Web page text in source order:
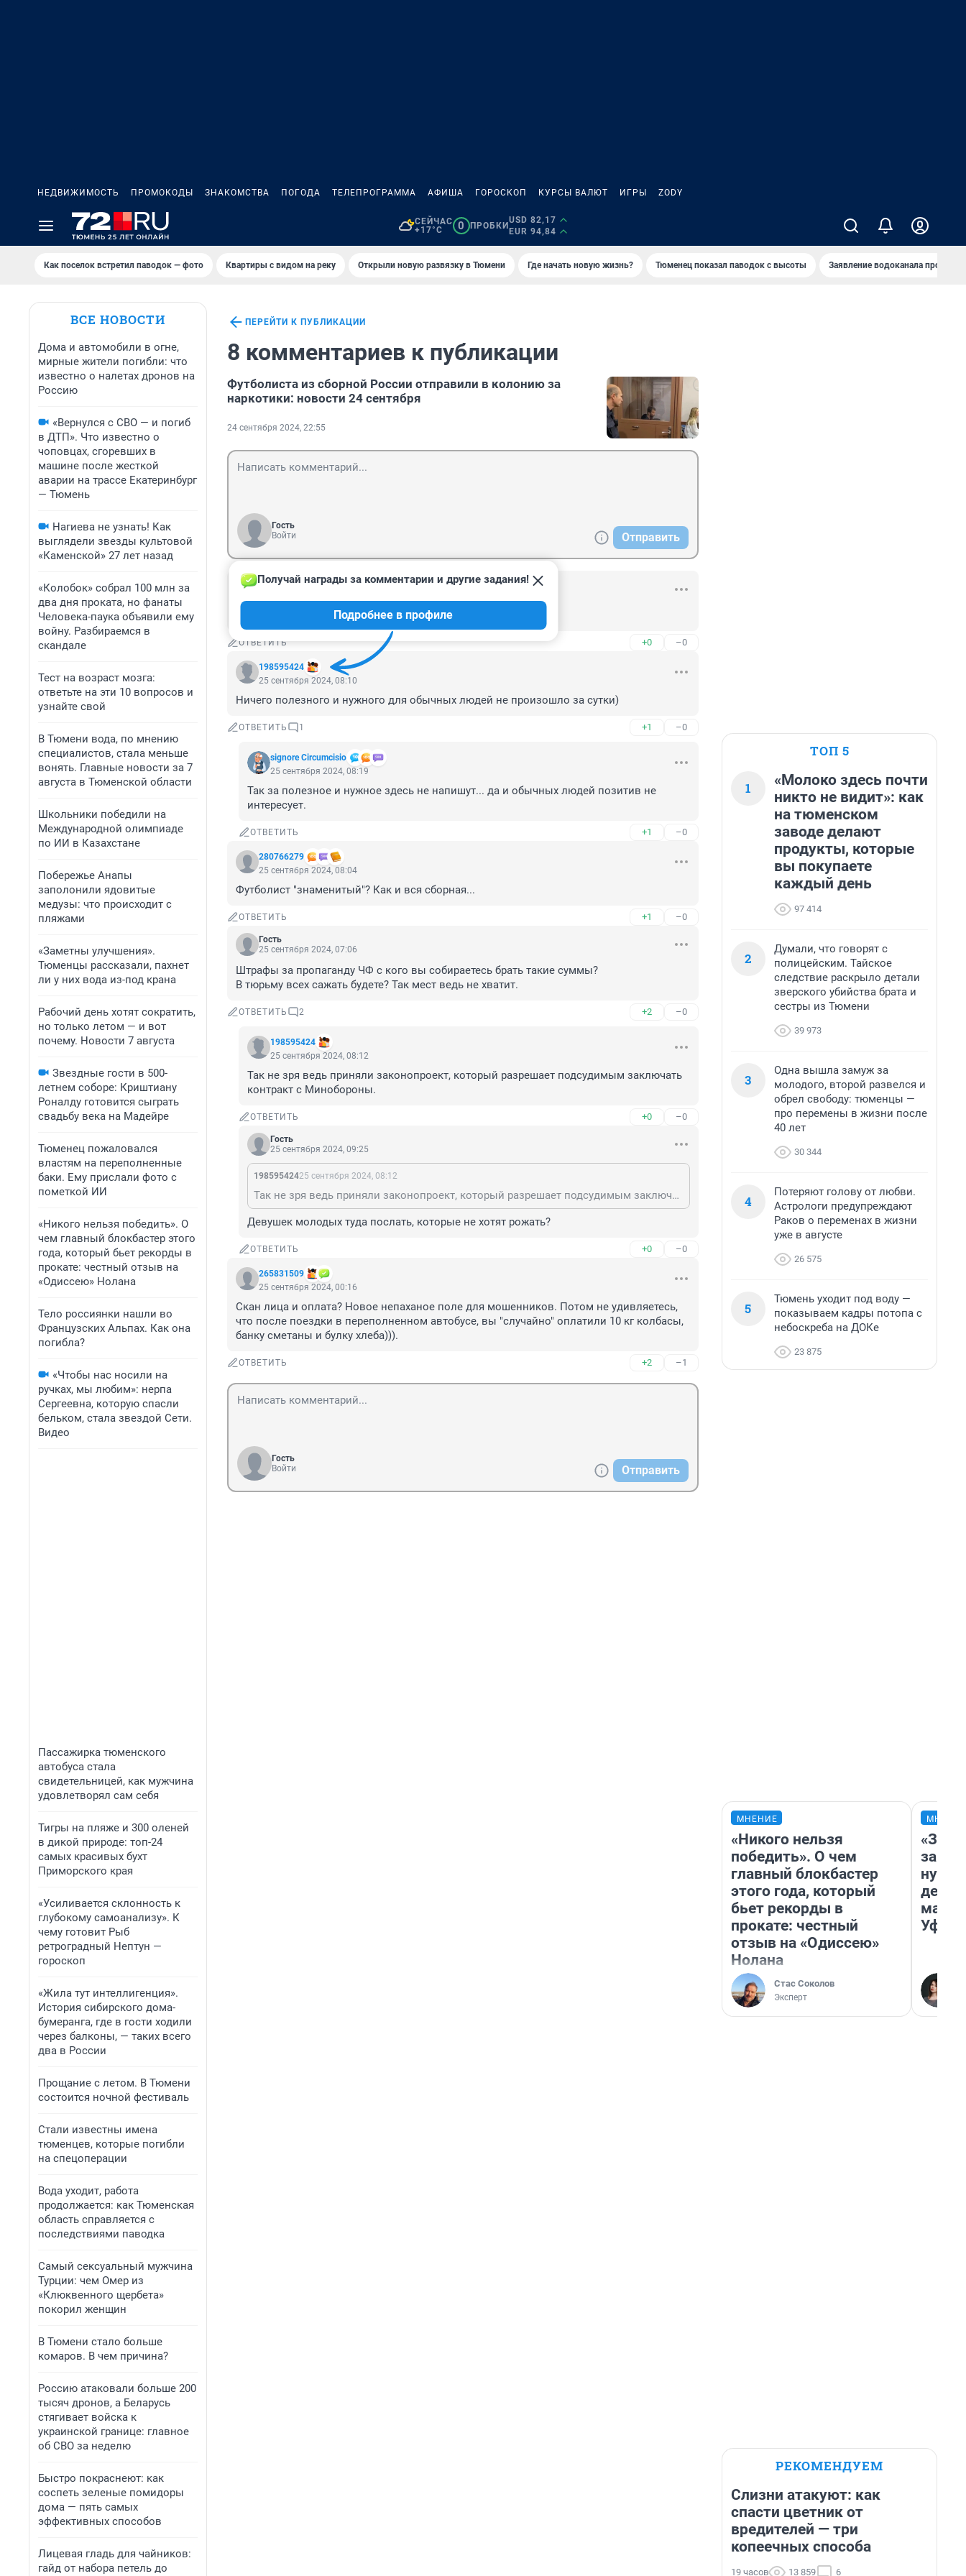
НЕДВИЖИМОСТЬ ПРОМОКОДЫ ЗНАКОМСТВА ПОГОДА ТЕЛЕПРОГРАММА АФИША ГОРОСКОП КУРСЫ ВАЛЮТ ИГРЫ ZODY
СЕЙЧАС
+17°C
0 ПРОБКИ
USD 82,17
EUR 94,84
Как поселок встретил паводок — фото Квартиры с видом на реку Открыли новую развязку в Тюмени Где начать новую жизнь? Тюменец показал паводок с высоты Заявление водоканала про
ВСЕ НОВОСТИ
Дома и автомобили в огне,
мирные жители погибли: что
известно о налетах дронов на
Россию
«Вернулся с СВО — и погиб
в ДТП». Что известно о
чоповцах, сгоревших в
машине после жесткой
аварии на трассе Екатеринбург
— Тюмень
Нагиева не узнать! Как
выглядели звезды культовой
«Каменской» 27 лет назад
«Колобок» собрал 100 млн за
два дня проката, но фанаты
Человека-паука объявили ему
войну. Разбираемся в
скандале
Тест на возраст мозга:
ответьте на эти 10 вопросов и
узнайте свой
В Тюмени вода, по мнению
специалистов, стала меньше
вонять. Главные новости за 7
августа в Тюменской области
Школьники победили на
Международной олимпиаде
по ИИ в Казахстане
Побережье Анапы
заполонили ядовитые
медузы: что происходит с
пляжами
«Заметны улучшения».
Тюменцы рассказали, пахнет
ли у них вода из-под крана
Рабочий день хотят сократить,
но только летом — и вот
почему. Новости 7 августа
Звездные гости в 500-
летнем соборе: Криштиану
Роналду готовится сыграть
свадьбу века на Мадейре
Тюменец пожаловался
властям на переполненные
баки. Ему прислали фото с
пометкой ИИ
«Никого нельзя победить». О
чем главный блокбастер этого
года, который бьет рекорды в
прокате: честный отзыв на
«Одиссею» Нолана
Тело россиянки нашли во
Французских Альпах. Как она
погибла?
«Чтобы нас носили на
ручках, мы любим»: нерпа
Сергеевна, которую спасли
бельком, стала звездой Сети.
Видео
Пассажирка тюменского
автобуса стала
свидетельницей, как мужчина
удовлетворял сам себя
Тигры на пляже и 300 оленей
в дикой природе: топ-24
самых красивых бухт
Приморского края
«Усиливается склонность к
глубокому самоанализу». К
чему готовит Рыб
ретроградный Нептун —
гороскоп
«Жила тут интеллигенция».
История сибирского дома-
бумеранга, где в гости ходили
через балконы, — таких всего
два в России
Прощание с летом. В Тюмени
состоится ночной фестиваль
Стали известны имена
тюменцев, которые погибли
на спецоперации
Вода уходит, работа
продолжается: как Тюменская
область справляется с
последствиями паводка
Самый сексуальный мужчина
Турции: чем Омер из
«Клюквенного щербета»
покорил женщин
В Тюмени стало больше
комаров. В чем причина?
Россию атаковали больше 200
тысяч дронов, а Беларусь
стягивает войска к
украинской границе: главное
об СВО за неделю
Быстро покраснеют: как
соспеть зеленые помидоры
дома — пять самых
эффективных способов
Лицевая гладь для чайников:
гайд от набора петель до
ПЕРЕЙТИ К ПУБЛИКАЦИИ
8 комментариев к публикации
Футболиста из сборной России отправили в колонию за
наркотики: новости 24 сентября
24 сентября 2024, 22:55
Гость
Войти
Отправить
Гость
Побегал теперь посидит
ОТВЕТИТЬ +0 –0
198595424
Получай награды за комментарии и другие задания!
Подробнее в профиле
25 сентября 2024, 08:10
Ничего полезного и нужного для обычных людей не произошло за сутки)
ОТВЕТИТЬ 1 +1 –0
signore Сircumcisio
25 сентября 2024, 08:19
Так за полезное и нужное здесь не напишут... да и обычных людей позитив не
интересует.
ОТВЕТИТЬ +1 –0
280766279
25 сентября 2024, 08:04
Футболист "знаменитый"? Как и вся сборная...
ОТВЕТИТЬ +1 –0
Гость
25 сентября 2024, 07:06
Штрафы за пропаганду ЧФ с кого вы собираетесь брать такие суммы?
В тюрьму всех сажать будете? Так мест ведь не хватит.
ОТВЕТИТЬ 2 +2 –0
198595424
25 сентября 2024, 08:12
Так не зря ведь приняли законопроект, который разрешает подсудимым заключать
контракт с Минобороны.
ОТВЕТИТЬ +0 –0
Гость
25 сентября 2024, 09:25
19859542425 сентября 2024, 08:12
Так не зря ведь приняли законопроект, который разрешает подсудимым заключать контракт с Минобороны.
Девушек молодых туда послать, которые не хотят рожать?
ОТВЕТИТЬ +0 –0
265831509
25 сентября 2024, 00:16
Скан лица и оплата? Новое непаханое поле для мошенников. Потом не удивляетесь,
что после поездки в переполненном автобусе, вы "случайно" оплатили 10 кг колбасы,
банку сметаны и булку хлеба))).
ОТВЕТИТЬ +2 –1
Гость
Войти
Отправить
ТОП 5
1
«Молоко здесь почти
никто не видит»: как
на тюменском
заводе делают
продукты, которые
вы покупаете
каждый день
97 414
2
Думали, что говорят с
полицейским. Тайское
следствие раскрыло детали
зверского убийства брата и
сестры из Тюмени
39 973
3
Одна вышла замуж за
молодого, второй развелся и
обрел свободу: тюменцы —
про перемены в жизни после
40 лет
30 344
4
Потеряют голову от любви.
Астрологи предупреждают
Раков о переменах в жизни
уже в августе
26 575
5
Тюмень уходит под воду —
показываем кадры потопа с
небоскреба на ДОКе
23 875
МНЕНИЕ
«Никого нельзя
победить». О чем
главный блокбастер
этого года, который
бьет рекорды в
прокате: честный
отзыв на «Одиссею»
Нолана
Стас Соколов
Эксперт
дела
Уфа
РЕКОМЕНДУЕМ
Слизни атакуют: как
спасти цветник от
вредителей — три
копеечных способа
19 часов 13 859 6